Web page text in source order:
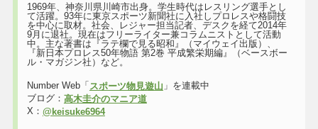
1969年、神奈川県川崎市出身。学生時代はレスリング選手とし
て活躍。93年に東京スポーツ新聞社に入社しプロレスや格闘技
を中心に取材。社会、レジャー担当記者、デスクを経て2014年
9月に退社。現在はフリーライター兼コラムニストとして活動
中。主な著書は『ラテ欄で見る昭和』（マイウェイ出版）、
『新日本プロレス50年物語 第2巻 平成繁栄期編』（ベースボー
ル・マガジン社）など。
Number Web「 スポーツ物見遊山 」を連載中
ブログ： 高木圭介のマニア道
X： @keisuke6964